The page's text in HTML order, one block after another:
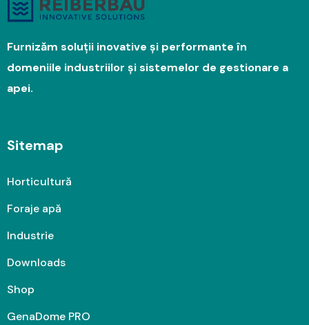
Furnizăm soluții inovative și performante în
domeniile industriilor și sistemelor de gestionare a
apei.
Sitemap
Horticultură
Foraje apă
Industrie
Downloads
Shop
GenaDome PRO